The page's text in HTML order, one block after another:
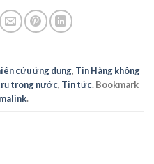
cứu ứng dụng, Tin Hàng không
trong nước, Tin tức. Bookmark
.